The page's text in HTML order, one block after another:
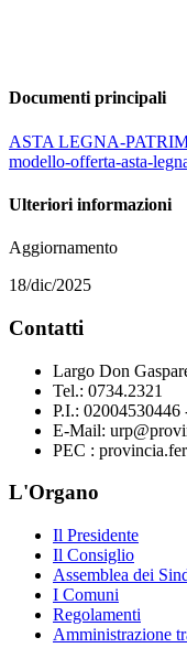
Documenti principali
ASTA LEGNA-
modello-offerta-asta-
Ulteriori informazioni
Aggiornamento
18/dic/2025
Contatti
Largo Don
Tel.: 0734.2321
P.I.: 02004530446
E-Mail:
PEC :
L'Organo
Il Presidente
Il Consiglio
Assemblea dei
I Comuni
Regolamenti
Amministrazione